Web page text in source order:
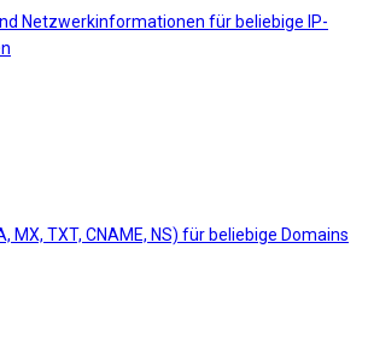
Netzwerkinformationen für beliebige IP-
MX, TXT, CNAME, NS) für beliebige Domains